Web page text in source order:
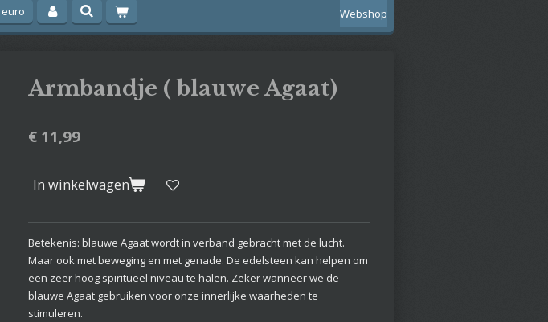
euro Webshop
Armbandje ( blauwe Agaat)
€ 11,99
In winkelwagen
Betekenis: blauwe Agaat wordt in verband gebracht met de lucht.
Maar ook met beweging en met genade. De edelsteen kan helpen om
een zeer hoog spiritueel niveau te halen. Zeker wanneer we de
blauwe Agaat gebruiken voor onze innerlijke waarheden te
stimuleren.